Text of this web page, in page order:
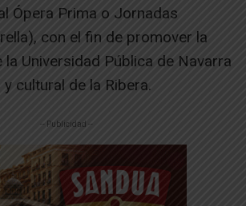
Ópera Prima o Jornadas
con el fin de promover la
Universidad Pública de Navarra
cultural de la Ribera.
-- Publicidad --